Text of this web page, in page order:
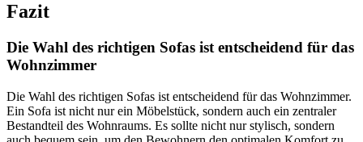
Fazit
Die Wahl des richtigen Sofas ist entscheidend für das
Wohnzimmer
Die Wahl des richtigen Sofas ist entscheidend für das Wohnzimmer.
Ein Sofa ist nicht nur ein Möbelstück, sondern auch ein zentraler
Bestandteil des Wohnraums. Es sollte nicht nur stylisch, sondern